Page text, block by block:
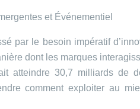
et Événementiel
par le besoin impératif
dont les marques
atteindre 30,7 milliards de
comment exploiter au